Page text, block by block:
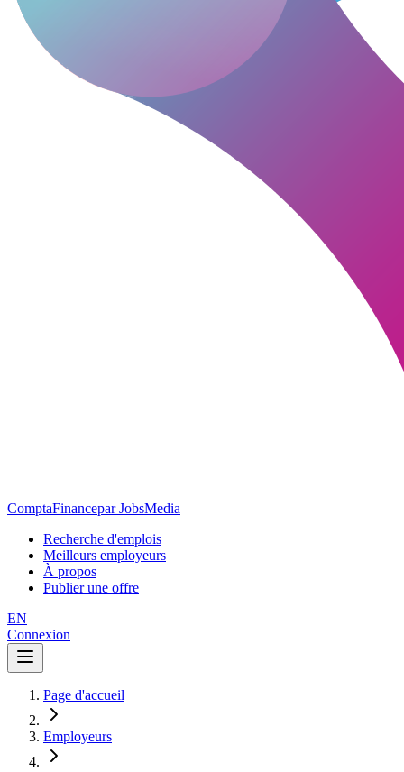
ComptaFinancepar JobsMedia
Recherche d'emplois
Meilleurs employeurs
À propos
Publier une offre
EN
Connexion
Page d'accueil
Employeurs